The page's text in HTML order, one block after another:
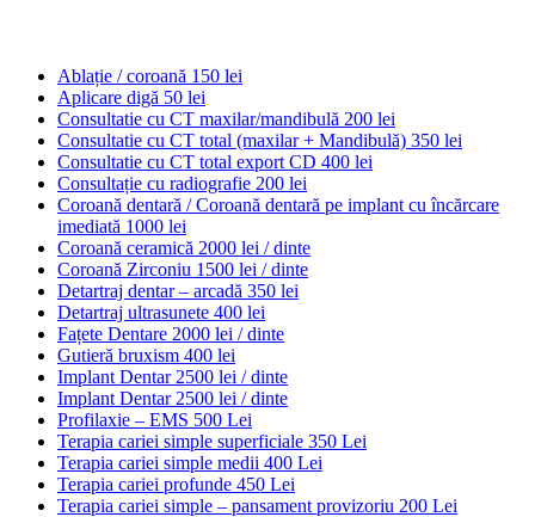
Ablație / coroană 150 lei
Aplicare digă 50 lei
Consultatie cu CT maxilar/mandibulă 200 lei
Consultatie cu CT total (maxilar + Mandibulă) 350 lei
Consultatie cu CT total export CD 400 lei
Consultație cu radiografie 200 lei
Coroană dentară / Coroană dentară pe implant cu încărcare
imediată 1000 lei
Coroană ceramică 2000 lei / dinte
Coroană Zirconiu 1500 lei / dinte
Detartraj dentar – arcadă 350 lei
Detartraj ultrasunete 400 lei
Fațete Dentare 2000 lei / dinte
Gutieră bruxism 400 lei
Implant Dentar 2500 lei / dinte
Implant Dentar 2500 lei / dinte
Profilaxie – EMS 500 Lei
Terapia cariei simple superficiale 350 Lei
Terapia cariei simple medii 400 Lei
Terapia cariei profunde 450 Lei
Terapia cariei simple – pansament provizoriu 200 Lei